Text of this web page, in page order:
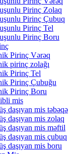
Pirinç Zolaq
Pirinç Çubuq
Pirinç Tel
Pirinç Boru
Pirinç Vərəq
pirinç zolağı
Pirinç Tel
Pirinç Çubuğu
Pirinç Boru
mis
daşıyan mis təbəqə
daşıyan mis zolaq
daşıyan mis məftil
daşıyan mis çubuq
daşıyan mis boru